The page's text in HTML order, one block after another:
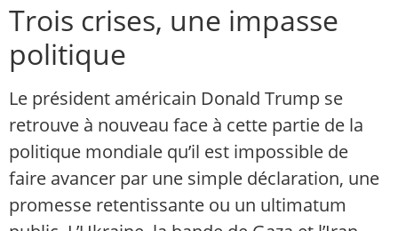
Trois crises, une impasse
politique
Le président américain Donald Trump se
retrouve à nouveau face à cette partie de la
politique mondiale qu’il est impossible de
faire avancer par une simple déclaration, une
promesse retentissante ou un ultimatum